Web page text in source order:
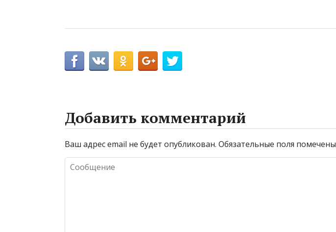
Добавить комментарий
Ваш адрес email не будет опубликован. Обязательные поля помечены